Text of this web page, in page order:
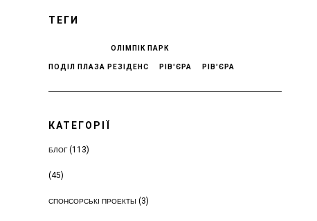
ТЕГИ
ОЛІМПІК ПАРК
ПОДІЛ ПЛАЗА РЕЗІДЕНС РІВ'ЄРА РІВ'ЄРА
КАТЕГОРІЇ
БЛОГ(113)
(45)
СПОНСОРСЬКІ ПРОЕКТЫ (3)